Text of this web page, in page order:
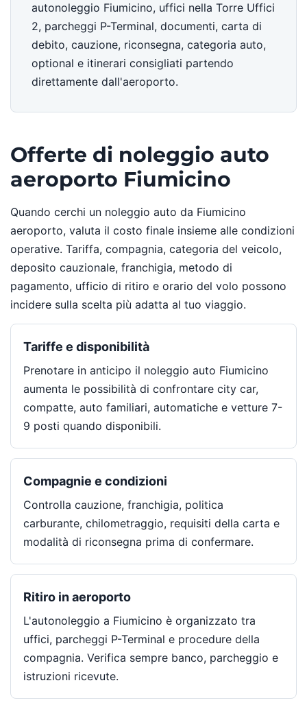
autonoleggio Fiumicino, uffici nella Torre Uffici
2, parcheggi P-Terminal, documenti, carta di
debito, cauzione, riconsegna, categoria auto,
optional e itinerari consigliati partendo
direttamente dall'aeroporto.
Offerte di noleggio auto
aeroporto Fiumicino
Quando cerchi un noleggio auto da Fiumicino
aeroporto, valuta il costo finale insieme alle condizioni
operative. Tariffa, compagnia, categoria del veicolo,
deposito cauzionale, franchigia, metodo di
pagamento, ufficio di ritiro e orario del volo possono
incidere sulla scelta più adatta al tuo viaggio.
Tariffe e disponibilità
Prenotare in anticipo il noleggio auto Fiumicino
aumenta le possibilità di confrontare city car,
compatte, auto familiari, automatiche e vetture 7-
9 posti quando disponibili.
Compagnie e condizioni
Controlla cauzione, franchigia, politica
carburante, chilometraggio, requisiti della carta e
modalità di riconsegna prima di confermare.
Ritiro in aeroporto
L'autonoleggio a Fiumicino è organizzato tra
uffici, parcheggi P-Terminal e procedure della
compagnia. Verifica sempre banco, parcheggio e
istruzioni ricevute.